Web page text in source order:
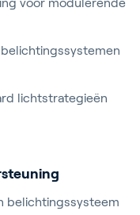
voor modulerende
lichtstrategieën
belichtingssysteem